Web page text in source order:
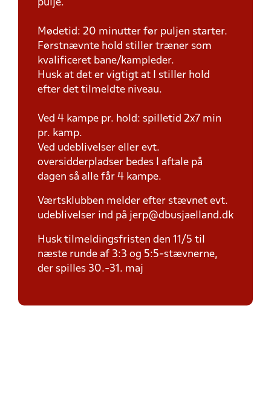
pulje.
Mødetid: 20 minutter før puljen starter.
Førstnævnte hold stiller træner som
kvalificeret bane/kampleder.
Husk at det er vigtigt at I stiller hold
efter det tilmeldte niveau.
Ved 4 kampe pr. hold: spilletid 2x7 min
pr. kamp.
Ved udeblivelser eller evt.
oversidderpladser bedes I aftale på
dagen så alle får 4 kampe.
Værtsklubben melder efter stævnet evt.
udeblivelser ind på jerp@dbusjaelland.dk
Husk tilmeldingsfristen den 11/5 til
næste runde af 3:3 og 5:5-stævnerne,
der spilles 30.-31. maj